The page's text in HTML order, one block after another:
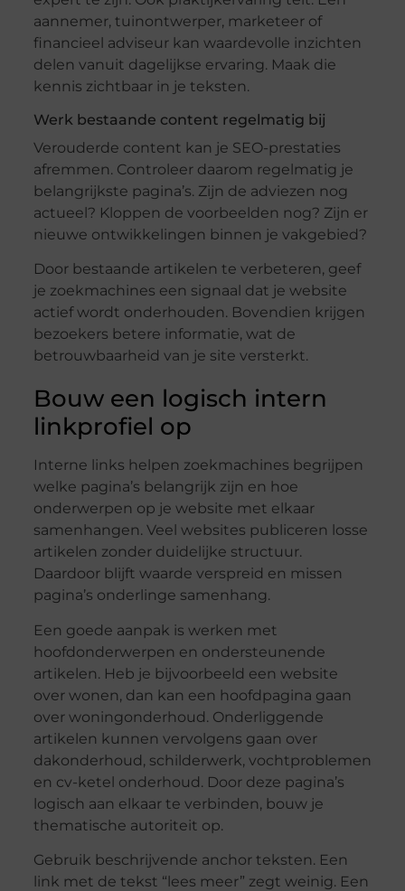
aannemer, tuinontwerper, marketeer of
financieel adviseur kan waardevolle inzichten
delen vanuit dagelijkse ervaring. Maak die
kennis zichtbaar in je teksten.
Werk bestaande content regelmatig bij
Verouderde content kan je SEO-prestaties
afremmen. Controleer daarom regelmatig je
belangrijkste pagina’s. Zijn de adviezen nog
actueel? Kloppen de voorbeelden nog? Zijn er
nieuwe ontwikkelingen binnen je vakgebied?
Door bestaande artikelen te verbeteren, geef
je zoekmachines een signaal dat je website
actief wordt onderhouden. Bovendien krijgen
bezoekers betere informatie, wat de
betrouwbaarheid van je site versterkt.
Bouw een logisch intern
linkprofiel op
Interne links helpen zoekmachines begrijpen
welke pagina’s belangrijk zijn en hoe
onderwerpen op je website met elkaar
samenhangen. Veel websites publiceren losse
artikelen zonder duidelijke structuur.
Daardoor blijft waarde verspreid en missen
pagina’s onderlinge samenhang.
Een goede aanpak is werken met
hoofdonderwerpen en ondersteunende
artikelen. Heb je bijvoorbeeld een website
over wonen, dan kan een hoofdpagina gaan
over woningonderhoud. Onderliggende
artikelen kunnen vervolgens gaan over
dakonderhoud, schilderwerk, vochtproblemen
en cv-ketel onderhoud. Door deze pagina’s
logisch aan elkaar te verbinden, bouw je
thematische autoriteit op.
Gebruik beschrijvende anchor teksten. Een
link met de tekst “lees meer” zegt weinig. Een